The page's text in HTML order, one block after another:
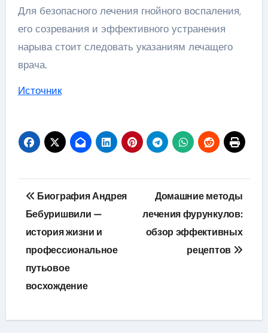
Для безопасного лечения гнойного воспаления,
его созревания и эффективного устранения
нарыва стоит следовать указаниям лечащего
врача.
Источник
Навигация
по
записям
Биография Андрея
Бебуришвили —
история жизни и
профессиональное
путьовое
восхождение
Домашние методы
лечения фурункулов:
обзор эффективных
рецептов